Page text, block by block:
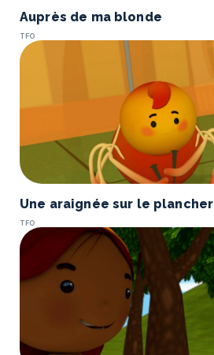
Auprès de ma blonde
TFO
Une araignée sur le plancher
TFO